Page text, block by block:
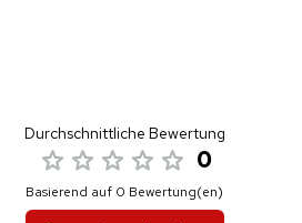
Durchschnittliche Bewertung
0
Basierend auf 0 Bewertung(en)